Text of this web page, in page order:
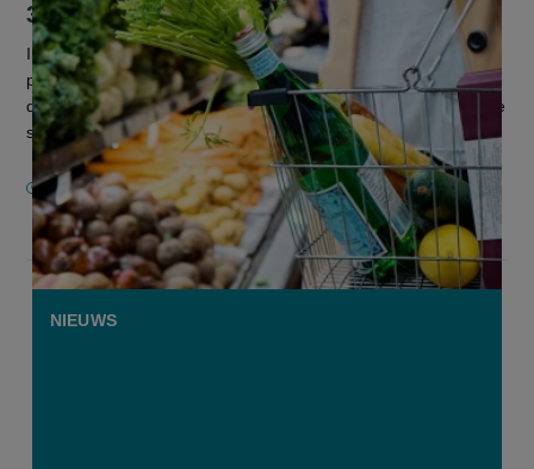
3,3% duurder dan vorig jaar
In januari steeg de voedselinflatie van 2,8 procent naar 3,3
procent. Dat meldt consumentenorganisatie Testaankoop, die
de prijsevoluties in zeven supermarktketens volgt. De grootste
stijgin...
5 FEBRUARI 2025
NIEUWS